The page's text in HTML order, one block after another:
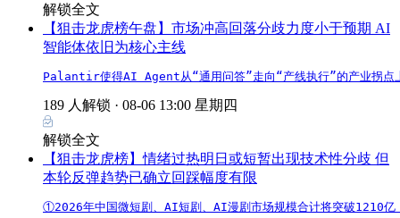
解锁全文
【狙击龙虎榜午盘】市场冲高回落分歧力度小于预期 AI
智能体依旧为核心主线
Palantir使得AI Agent从“通用问答”走向“产线执行”的产业拐点上
189 人解锁 · 08-06 13:00 星期四
解锁全文
【狙击龙虎榜】情绪过热明日或短暂出现技术性分歧 但
本轮反弹趋势已确立回踩幅度有限
①2026年中国微短剧、AI短剧、AI漫剧市场规模合计将突破1210亿